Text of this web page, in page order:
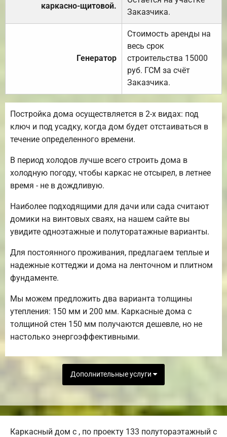
каркасно-щитовой.
Заказчика.
Генератор
Стоимость аренды на
весь срок
строительства 15000
руб. ГСМ за счёт
Заказчика.
Постройка дома осуществляется в 2-х видах: под
ключ и под усадку, когда дом будет отстаиваться в
течение определенного времени.
В период холодов лучше всего строить дома в
холодную погоду, чтобы каркас не отсырел, в летнее
время - не в дождливую.
Наиболее подходящими для дачи или сада считают
домики на винтовых сваях, на нашем сайте вы
увидите одноэтажные и полуторатажные варианты.
Для постоянного проживания, предлагаем теплые и
надежные коттеджи и дома на ленточном и плитном
фундаменте.
Мы можем предложить два варианта толщины
утепления: 150 мм и 200 мм. Каркасные дома с
толщиной стен 150 мм получаются дешевле, но не
настолько энергоэффективными.
Дополнительные услуги
Каркасный дом с , по проекту 133 полутораэтажный с